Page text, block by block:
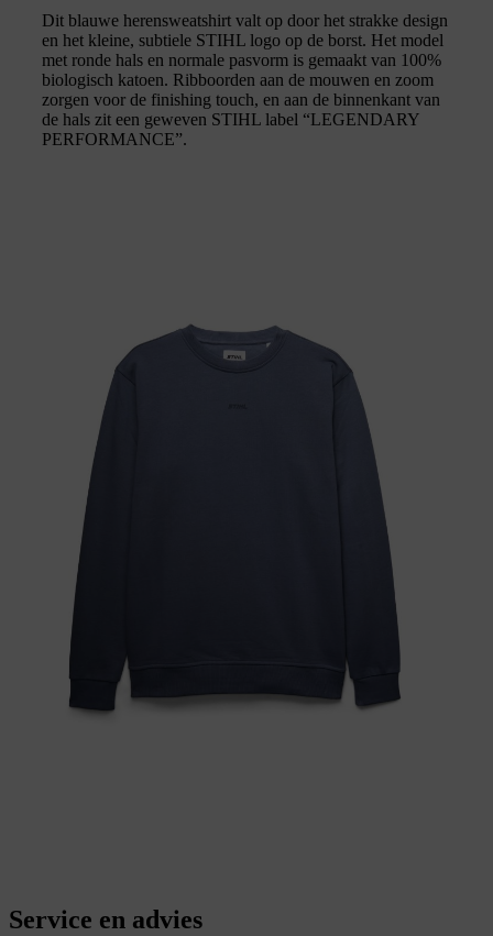
Dit blauwe herensweatshirt valt op door het strakke design
en het kleine, subtiele STIHL logo op de borst. Het model
met ronde hals en normale pasvorm is gemaakt van 100%
biologisch katoen. Ribboorden aan de mouwen en zoom
zorgen voor de finishing touch, en aan de binnenkant van
de hals zit een geweven STIHL label “LEGENDARY
PERFORMANCE”.
Service en advies